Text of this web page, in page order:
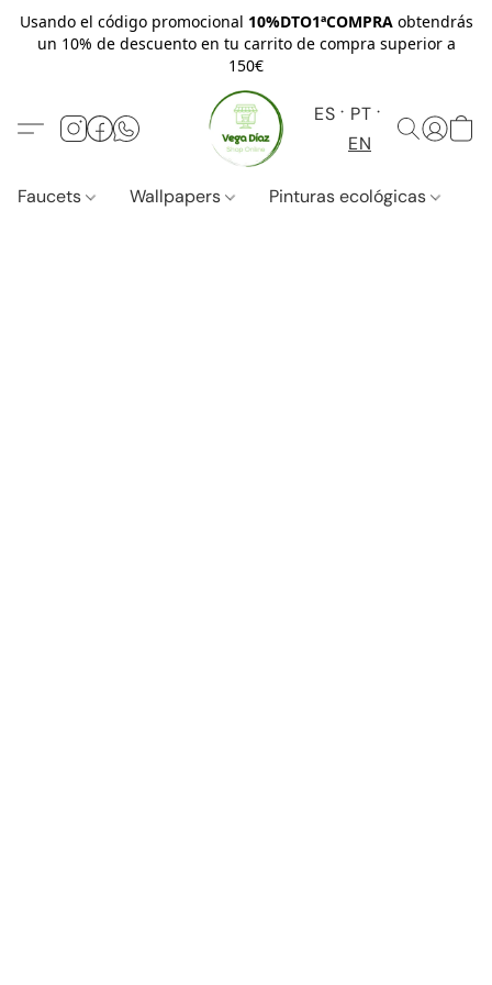
Usando el código promocional 10%DTO1ªCOMPRAobtendrás
un 10% de descuento en tu carrito de compra superior a
150€
ES
PT
EN
Faucets Wallpapers Pinturas ecológicas